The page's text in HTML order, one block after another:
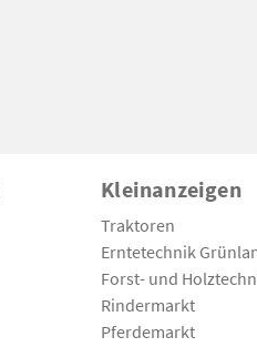
Kleinanzeigen
Traktoren
Erntetechnik
Forst- und
Rindermarkt
Pferdemarkt